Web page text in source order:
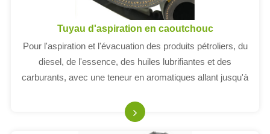
Tuyau d'aspiration en caoutchouc
Pour l'aspiration et l'évacuation des produits pétroliers, du
diesel, de l'essence, des huiles lubrifiantes et des
carburants, avec une teneur en aromatiques allant jusqu'à